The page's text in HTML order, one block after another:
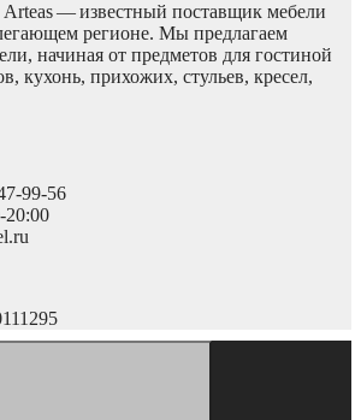
— известный поставщик мебели
регионе. Мы предлагаем
начиная от предметов для гостиной
кухонь, прихожих, стульев, кресел,
99-56
20:00